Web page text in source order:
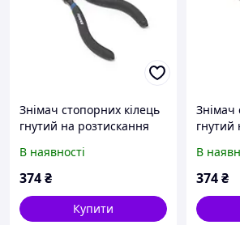
Знімач стопорних кілець
гнутий на розтискання
Forsage F-609280SB
В наявності
374₴
Купити
Знімач
гнутий
В
374₴